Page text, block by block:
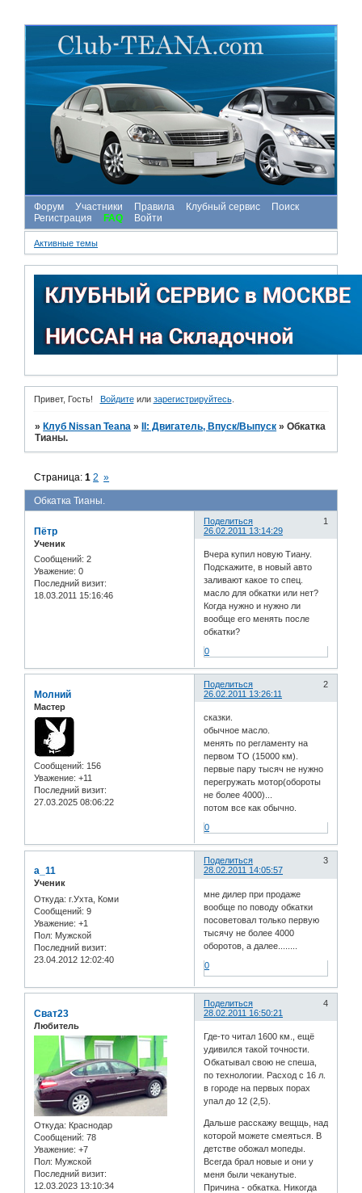
Форум Участники Правила Клубный сервис
Поиск
Регистрация
FAQ Войти
Активные темы
Привет, Гость! Войдитеили зарегистрируйтесь.
» Клуб Nissan Teana » II: Двигатель, Впуск/Выпуск »Обкатка
Тианы.
Обкатка Тианы.
Страница:1 2 »
Поделиться
1
26.02.2011 13:14:29
Пётр
Ученик
Сообщений: 2
Уважение: 0
Последний визит:
18.03.2011 15:16:46
Вчера купил новую Тиану.
Подскажите, в новый авто
заливают какое то спец.
масло для обкатки или нет?
Когда нужно и нужно ли
вообще его менять после
обкатки?
0
Поделиться
2
26.02.2011 13:26:11
Молний
Мастер
Сообщений: 156
Уважение: +11
Последний визит:
27.03.2025 08:06:22
сказки.
обычное масло.
менять по регламенту на
первом ТО (15000 км).
первые пару тысяч не нужно
перегружать мотор(обороты
не более 4000)...
потом все как обычно.
0
Поделиться
3
28.02.2011 14:05:57
a_11
Ученик
Откуда: г.Ухта, Коми
Сообщений: 9
Уважение: +1
Пол: Мужской
Последний визит:
23.04.2012 12:02:40
мне дилер при продаже
вообще по поводу обкатки
посоветовал только первую
тысячу не более 4000
оборотов, а далее........
0
Поделиться
4
28.02.2011 16:50:21
Сват23
Любитель
Откуда: Краснодар
Сообщений: 78
Уважение: +7
Пол: Мужской
Последний визит:
12.03.2023 13:10:34
Где-то читал 1600 км., ещё
удивился такой точности.
Обкатывал свою не спеша,
по технологии. Расход с 16 л.
в городе на первых порах
упал до 12 (2,5).
Дальше расскажу вещщь, над
которой можете смеяться. В
детстве обожал мопеды.
Всегда брал новые и они у
меня были чеканутые.
Причина - обкатка. Никогда